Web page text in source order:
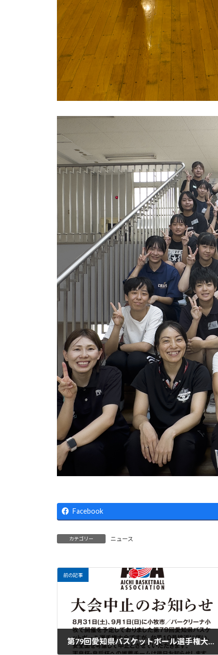
Facebook
カテゴリー ニュース
前の記事
第79回愛知県バスケットボール選手権大会中止のお知らせ